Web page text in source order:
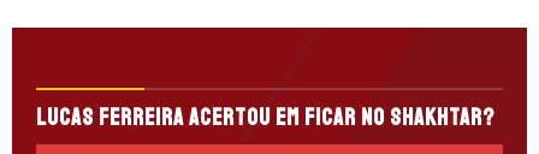
Lucas Ferreira acertou em ficar no Shakhtar?